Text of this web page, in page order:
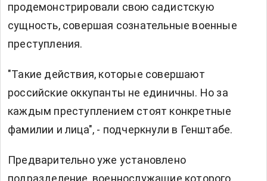
продемонстрировали свою садистскую
сущность, совершая сознательные военные
преступления.
"Такие действия, которые совершают
российские оккупанты не единичны. Но за
каждым преступлением стоят конкретные
фамилии и лица", - подчеркнули в Генштабе.
Предварительно уже установлено
подразделение, военнослужащие которого